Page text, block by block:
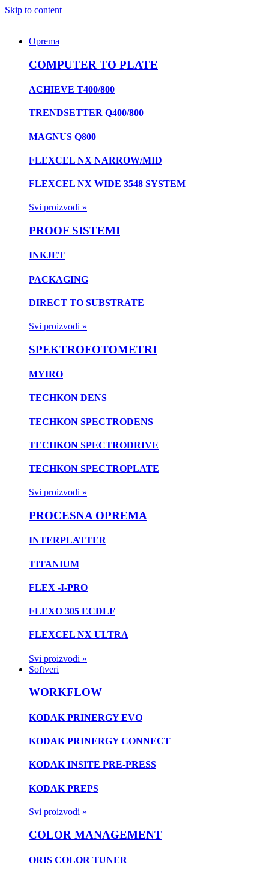
Skip to content
Oprema
COMPUTER TO PLATE
ACHIEVE T400/800
TRENDSETTER Q400/800
MAGNUS Q800
FLEXCEL NX NARROW/MID
FLEXCEL NX WIDE 3548 SYSTEM
Svi proizvodi »
PROOF SISTEMI
INKJET
PACKAGING
DIRECT TO SUBSTRATE
Svi proizvodi »
SPEKTROFOTOMETRI
MYIRO
TECHKON DENS
TECHKON SPECTRODENS
TECHKON SPECTRODRIVE
TECHKON SPECTROPLATE
Svi proizvodi »
PROCESNA OPREMA
INTERPLATTER
TITANIUM
FLEX -I-PRO
FLEXO 305 ECDLF
FLEXCEL NX ULTRA
Svi proizvodi »
Softveri
WORKFLOW
KODAK PRINERGY EVO
KODAK PRINERGY CONNECT
KODAK INSITE PRE-PRESS
KODAK PREPS
Svi proizvodi »
COLOR MANAGEMENT
ORIS COLOR TUNER